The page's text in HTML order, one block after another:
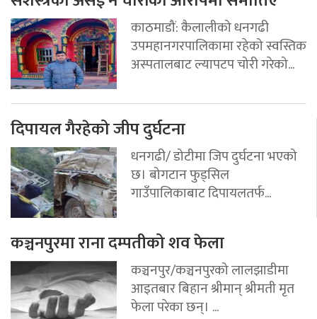
काठमाडौं: कैलालीको धनगढी
उपमहानगरपालिकामा रहेको स्वस्तिक
अस्पतालबाट ल्यापटप चोरी गरेको...
दिपायल गैरहेको जीप दुर्घटना
धनगढी/ डोटीमा जिप दुर्घटना भएको
छ। बोगटान फुड्सिल
गाउँपालिकाबाट दिपायलतर्फ...
कञ्चनपुरमा राना दम्पतीको शव फेला
कञ्चनपुर/कञ्चनपुरको लालझाडीमा
आइतबार बिहान श्रीमान् श्रीमती मृत
फेला परेका छन्। ...